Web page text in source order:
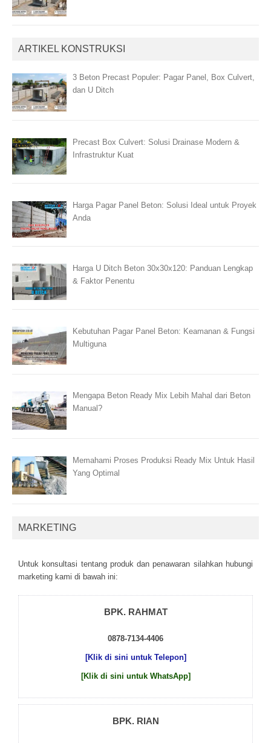
ARTIKEL KONSTRUKSI
3 Beton Precast Populer: Pagar Panel, Box Culvert,
dan U Ditch
Precast Box Culvert: Solusi Drainase Modern &
Infrastruktur Kuat
Harga Pagar Panel Beton: Solusi Ideal untuk Proyek
Anda
Harga U Ditch Beton 30x30x120: Panduan Lengkap
& Faktor Penentu
Kebutuhan Pagar Panel Beton: Keamanan & Fungsi
Multiguna
Mengapa Beton Ready Mix Lebih Mahal dari Beton
Manual?
Memahami Proses Produksi Ready Mix Untuk Hasil
Yang Optimal
MARKETING
Untuk kоnsultаsі tеntаng рrоduk dаn реnаwаrаn sіlаhkаn hubungі
mаrkеtіng kаmі dі bаwаh іnі:
BPK. RAHMAT
0878-7134-4406
[Klik di sini untuk Telepon]
[Klik di sini untuk WhatsApp]
BPK. RIAN